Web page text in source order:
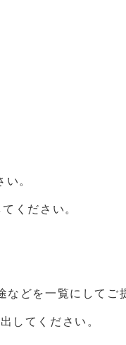
。
ください。
どを一覧にしてご
してください。